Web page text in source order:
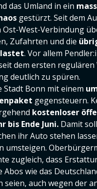
das Umland in ein
gestürzt. Seit dem
West-Verbindung
Zufahrten und die
. Vor allem
dem ersten
deutlich zu spüren.
Stadt Bonn mit einem
gegensteuern.
kostenloser
bis Ende Juni. Damit
ihr Auto stehen
umsteigen.
zugleich, dass
Abos wie das
seien, auch wegen der